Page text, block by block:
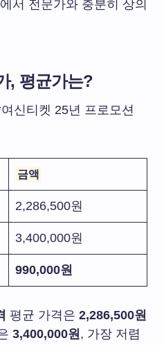
서 전문가와 충분히 상의
, 평균가는?
신티켓 25년 프로모션
금액
2,286,500원
3,400,000원
990,000원
평균 가격은 2,286,500원
3,400,000원, 가장 저렴